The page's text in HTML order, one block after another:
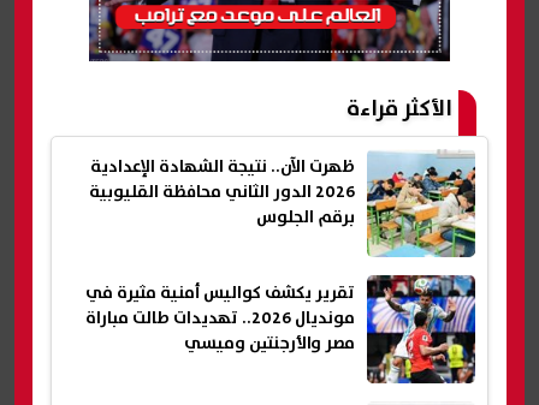
الأكثر قراءة
ظهرت الآن.. نتيجة الشهادة الإعدادية
2026 الدور الثاني محافظة القليوبية
برقم الجلوس
تقرير يكشف كواليس أمنية مثيرة في
مونديال 2026.. تهديدات طالت مباراة
مصر والأرجنتين وميسي